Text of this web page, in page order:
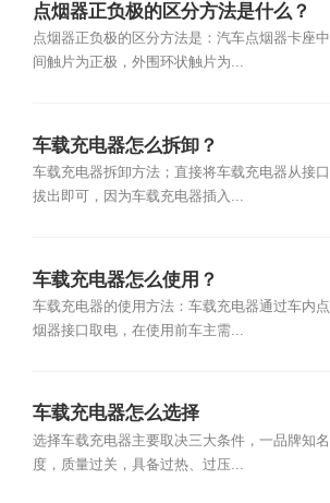
点烟器正负极的区分方法是什么？
点烟器正负极的区分方法是：汽车点烟器卡座中
间触片为正极，外围环状触片为...
车载充电器怎么拆卸？
车载充电器拆卸方法；直接将车载充电器从接口
拔出即可，因为车载充电器插入...
车载充电器怎么使用？
车载充电器的使用方法：车载充电器通过车内点
烟器接口取电，在使用前车主需...
车载充电器怎么选择
选择车载充电器主要取决三大条件，一品牌知名
度，质量过关，具备过热、过压...